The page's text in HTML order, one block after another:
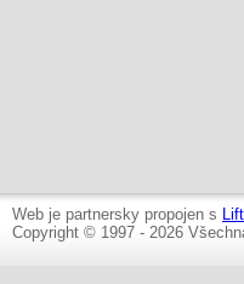
Web je partnersky propojen s
Copyright © 1997 - 2026